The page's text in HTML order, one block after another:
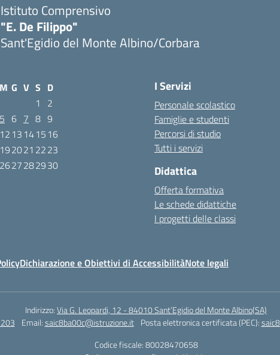
Istituto Comprensivo
"E. De Filippo"
Sant'Egidio del Monte Albino/Corbara
M G V S D
1
2
5 6 7 8 9
12 13 1415 16
192021 2223
2627282930
I Servizi
Personale scolastico
Famiglie e studenti
Percorsi di studio
Tutti i servizi
Didattica
Offerta formativa
Le schede didattiche
I progetti delle classi
Dichiarazione e Obiettivi di AccessibilitàNote legali
Indirizzo:Via G. Leopardi, 12 - 84010 Sant’Egidio del Monte Albino(SA)
Email:saic8ba00c@istruzione.it Posta elettronica certificata (PEC):
Codice fiscale: 80028470658